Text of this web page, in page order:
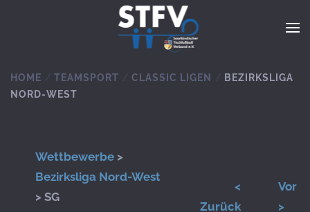
Zum Hauptinhalt springen
HOME TEAMSPORT CLASSIC LIGEN
BEZIRKSLIGA
NORD-WEST
Wettbewerbe >
Bezirksliga Nord-West
> SG
<
Zurück
Vor
>